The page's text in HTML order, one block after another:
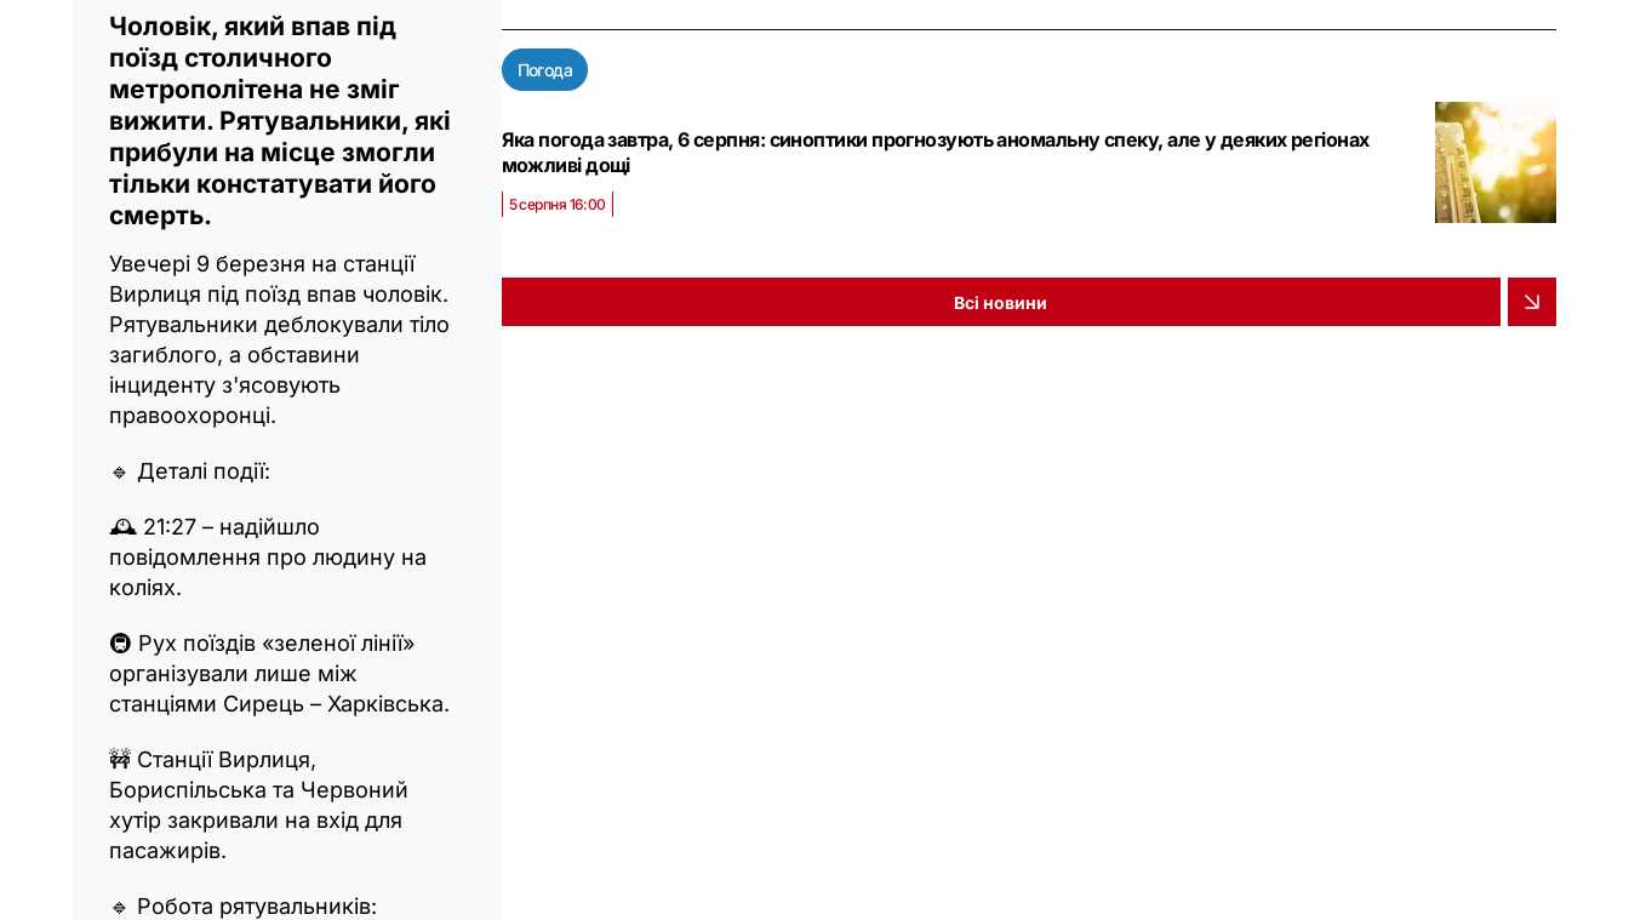
Чоловік, який впав під
поїзд столичного
метрополітена не зміг
вижити. Рятувальники, які
прибули на місце змогли
тільки констатувати його
смерть.
Увечері 9 березня на станції
Вирлиця під поїзд впав чоловік.
Рятувальники деблокували тіло
загиблого, а обставини
інциденту з'ясовують
правоохоронці.
🔹 Деталі події:
🕰 21:27 – надійшло
повідомлення про людину на
коліях.
🚇 Рух поїздів «зеленої лінії»
організували лише між
станціями Сирець – Харківська.
🚧 Станції Вирлиця,
Бориспільська та Червоний
хутір закривали на вхід для
пасажирів.
🔹 Робота рятувальників:
Погода
Яка погода завтра, 6 серпня: синоптики прогнозують аномальну спеку, але у деяких регіонах
можливі дощі
5 серпня 16:00
Всі новини